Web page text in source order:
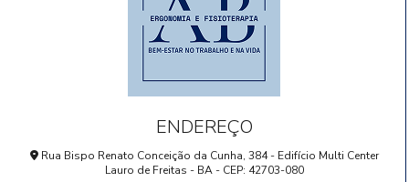
ENDEREÇO
Rua Bispo Renato Conceição da Cunha, 384 - Edifício Multi Center
Lauro de Freitas - BA - CEP: 42703-080